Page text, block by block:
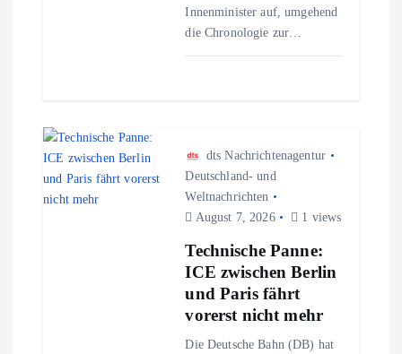
Innenminister auf, umgehend
die Chronologie zur…
dts Nachrichtenagentur
Deutschland- und
Weltnachrichten
August 7, 2026
1 views
Technische Panne:
ICE zwischen Berlin
und Paris fährt
vorerst nicht mehr
Die Deutsche Bahn (DB) hat